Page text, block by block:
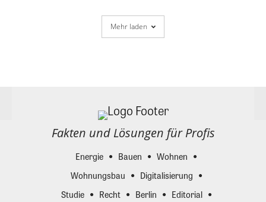
Mehr laden
Fakten und Lösungen für Profis
Energie Bauen
Wohnen
Wohnungsbau
Digitalisierung
Studie
Recht Berlin
Editorial